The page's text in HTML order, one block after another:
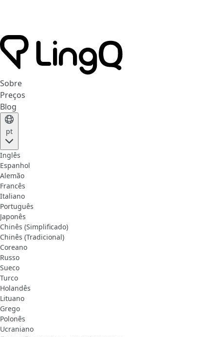
Sobre
Preços
Blog
pt
Inglês
Espanhol
Alemão
Francês
Italiano
Português
Japonês
Chinês (Simplificado)
Chinês (Tradicional)
Coreano
Russo
Sueco
Turco
Holandês
Lituano
Grego
Polonês
Ucraniano